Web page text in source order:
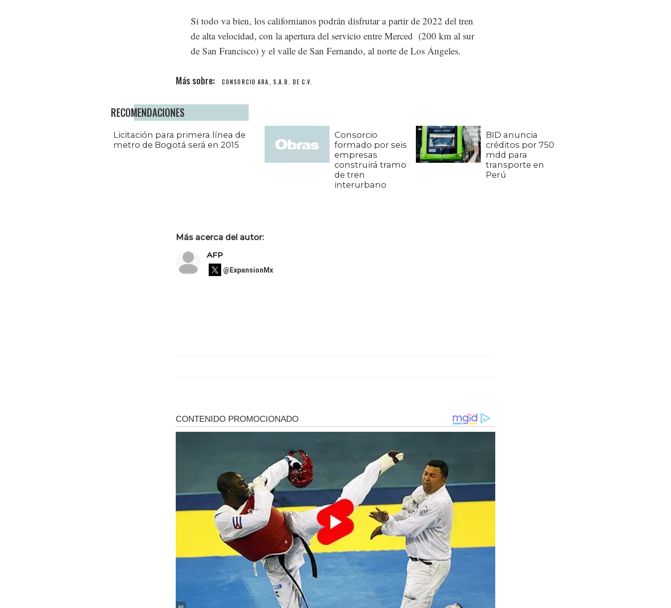
Si todo va bien, los californianos podrán disfrutar a partir de 2022 del tren
de alta velocidad, con la apertura del servicio entre Merced (200 km al sur
de San Francisco) y el valle de San Fernando, al norte de Los Ángeles.
CONSORCIO ARA, S.A.B. DE C.V.
RECOMENDACIONES
Licitación para primera línea de
metro de Bogotá será en 2015
Consorcio
formado por seis
empresas
construirá tramo
de tren
interurbano
BID anuncia
créditos por 750
mdd para
transporte en
Perú
Más acerca del autor:
AFP
@ExpansionMx